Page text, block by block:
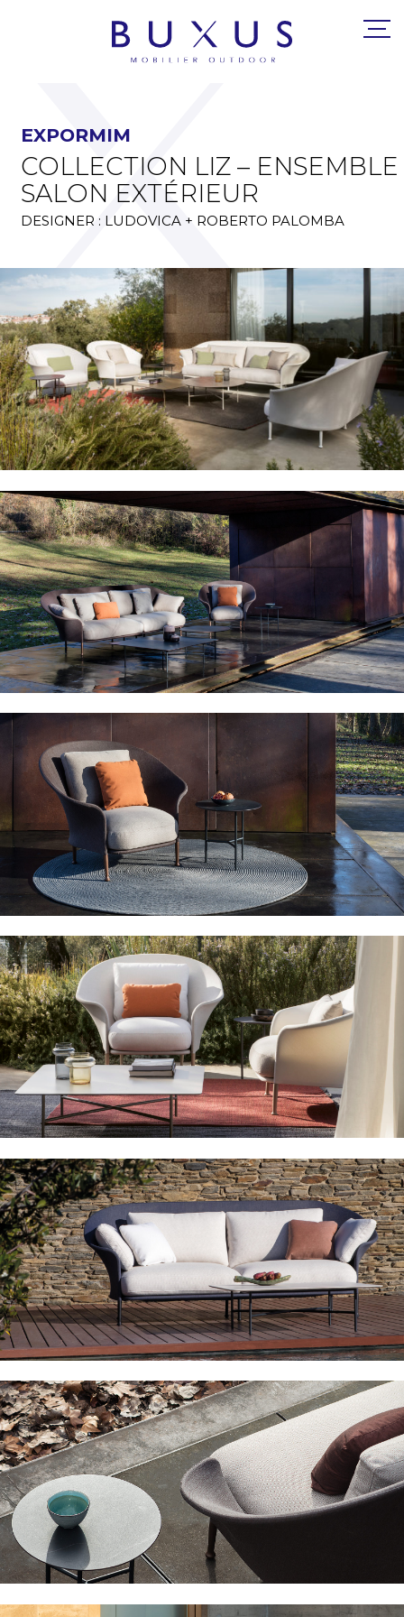
EXPORMIM
COLLECTION LIZ – ENSEMBLE
SALON EXTÉRIEUR
DESIGNER : LUDOVICA + ROBERTO PALOMBA